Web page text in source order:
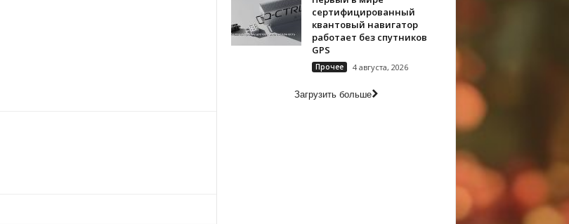
сертифицированный
квантовый навигатор
работает без спутников
GPS
Прочее 4 августа, 2026
Загрузить больше